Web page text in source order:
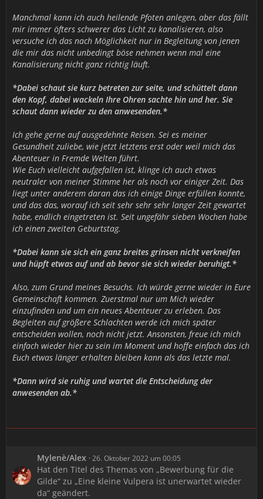
Manchmal kann ich auch heilende Pfoten anlegen, aber das fällt
mir immer öfters schwerer das Licht zu kanalisieren, also
versuche ich das nach Möglichkeit nur in Begleitung von jenen
die mir das nicht unbedingt böse nehmen wenn mal eine
Kanalisierung nicht ganz richtig läuft.
*Dabei schaut sie kurz betreten zur seite, und schüttelt dann
den Kopf, dabei wackeln Ihre Ohren sachte hin und her. Sie
schaut dann wieder zu den anwesenden.*
Ich gehe gerne auf ausgedehnte Reisen. Sei es meiner
Gesundheit zuliebe, wie jetzt letztens erst oder weil mich das
Abenteuer in Fremde Welten führt.
Wie Euch vielleicht aufgefallen ist, klinge ich auch etwas
neutraler von meiner Stimme her als noch vor einiger Zeit. Das
liegt unter anderem daran das ich einige Dinge erfüllen konnte,
und das das, worauf ich seit sehr sehr sehr langer Zeit gewartet
habe, endlich eingetreten ist. Seit ungefähr sieben Wochen habe
ich einen zweiten Geburtstag.
*Dabei kann sie sich ein ganz breites grinsen nicht verkneifen
und hüpft etwas auf und ab bevor sie sich wieder beruhigt.*
Also, zum Grund meines Besuchs. Ich würde gerne wieder in Eure
Gemeinschaft kommen. Zuerstmal nur um Mich wieder
einzufinden und um ein neues Abenteuer zu erleben. Das
Begleiten auf größere Schlachten werde ich mich später
entscheiden wollen, noch nicht jetzt. Ansonsten, freue ich mich
einfach wieder hier zu sein im Moment und hoffe einfach das ich
Euch etwas länger erhalten bleiben kann als das letzte mal.
*Dann wird sie ruhig und wartet die Entscheidung der
anwesenden ab.*
Mylenè/Alex 26. Oktober 2022 um 00:05
Hat den Titel des Themas von „Bewerbung für die
Gilde“ zu „Eine kleine Vulpera ist unerwartet wieder
da“ geändert.